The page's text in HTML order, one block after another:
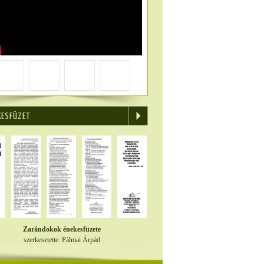
Zarándokok énekesfüzete
szerkesztette: Pálmai Árpád